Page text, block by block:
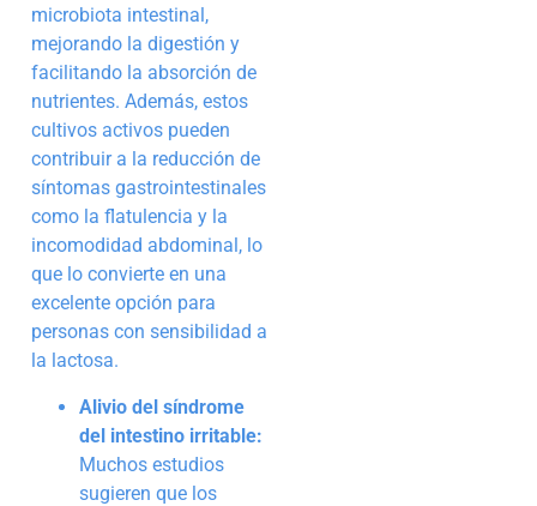
microbiota intestinal,
mejorando la digestión y
facilitando la absorción de
nutrientes. Además, estos
cultivos activos pueden
contribuir a la reducción de
síntomas gastrointestinales
como la flatulencia y la
incomodidad abdominal, lo
que lo convierte en una
excelente opción para
personas con sensibilidad a
la lactosa.
Alivio del síndrome
del intestino irritable:
Muchos estudios
sugieren que los